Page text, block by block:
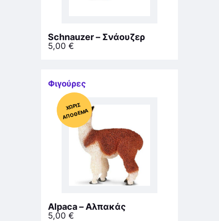
Schnauzer – Σνάουζερ
5,00 €
Φιγούρες
Χ
ΩΡΊΣ
Α
Π
Ό
ΘΕ
ΜΑ
Alpaca – Αλπακάς
5,00 €